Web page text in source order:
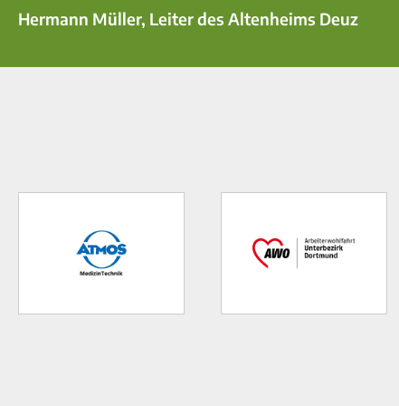
Hermann Müller, Leiter des Altenheims Deuz